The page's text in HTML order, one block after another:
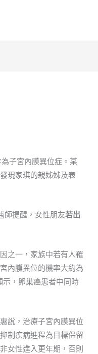
子宮內膜異位症。某
現家琪的親姊姊及表
師提醒，女性朋友若出
之一，家族中若有人罹
內膜異位的機率大約為
示，卵巢癌患者中同時
說，治療子宮內膜異位
制疾病進程為目標保留
女性進入更年期，否則